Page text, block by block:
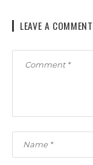
LEAVE A COMMENT